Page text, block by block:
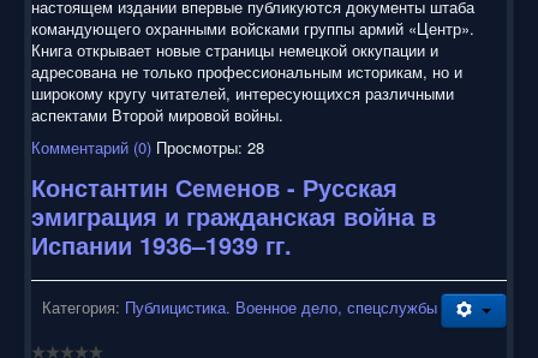
настоящем издании впервые публикуются документы штаба
командующего охранными войсками группы армий «Центр».
Книга открывает новые страницы немецкой оккупации и
адресована не только профессиональным историкам, но и
широкому кругу читателей, интересующихся различными
аспектами Второй мировой войны.
Комментарий (0) Просмотры: 28
Константин Семенов - Русская
эмиграция и гражданская война в
Испании 1936–1939 гг.
Категория: Публицистика. Военное дело, спецслужбы